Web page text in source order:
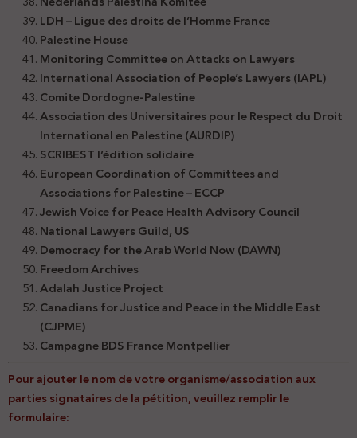
LDH – Ligue des droits de l’Homme France
Palestine House
Monitoring Committee on Attacks on Lawyers
International Association of People’s Lawyers (IAPL)
Comite Dordogne-Palestine
Association des Universitaires pour le Respect du Droit
International en Palestine (AURDIP)
SCRIBEST l’édition solidaire
European Coordination of Committees and
Associations for Palestine – ECCP
Jewish Voice for Peace Health Advisory Council
National Lawyers Guild, US
Democracy for the Arab World Now (DAWN)
Freedom Archives
Adalah Justice Project
Canadians for Justice and Peace in the Middle East
(CJPME)
Campagne BDS France Montpellier
Pour ajouter le nom de votre organisme/association aux
parties signataires de la pétition, veuillez remplir le
formulaire: